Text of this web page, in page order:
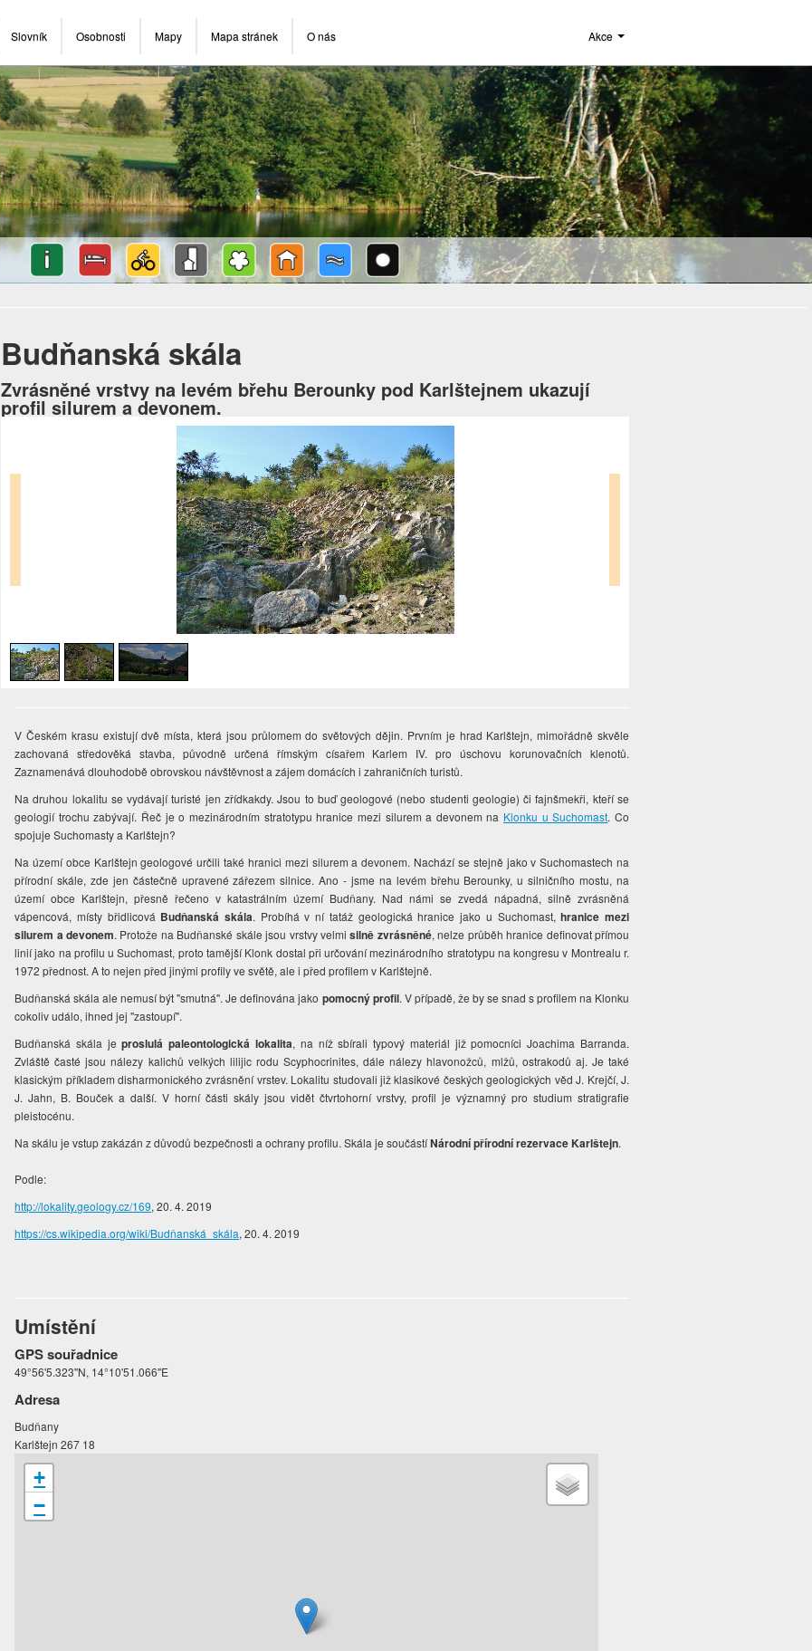
Slovník Osobnosti Mapy Mapa stránek O nás Akce
Budňanská skála
Zvrásněné vrstvy na levém břehu Berounky pod Karlštejnem ukazují
profil silurem a devonem.
V Českém krasu existují dvě místa, která jsou průlomem do světových dějin. Prvním je hrad Karlštejn, mimořádně skvěle
zachovaná středověká stavba, původně určená římským císařem Karlem IV. pro úschovu korunovačních klenotů.
Zaznamenává dlouhodobě obrovskou návštěvnost a zájem domácích i zahraničních turistů.
Na druhou lokalitu se vydávají turisté jen zřídkakdy. Jsou to buď geologové (nebo studenti geologie) či fajnšmekři, kteří se
geologií trochu zabývají. Řeč je o mezinárodním stratotypu hranice mezi silurem a devonem na Klonku u Suchomast. Co
spojuje Suchomasty a Karlštejn?
Na území obce Karlštejn geologové určili také hranici mezi silurem a devonem. Nachází se stejně jako v Suchomastech na
přírodní skále, zde jen částečně upravené zářezem silnice. Ano - jsme na levém břehu Berounky, u silničního mostu, na
území obce Karlštejn, přesně řečeno v katastrálním území Budňany. Nad námi se zvedá nápadná, silně zvrásněná
vápencová, místy břidlicová Budňanská skála. Probíhá v ní tatáž geologická hranice jako u Suchomast,hranice mezi
silurem a devonem. Protože na Budňanské skále jsou vrstvy velmisilně zvrásněné, nelze průběh hranice definovat přímou
linií jako na profilu u Suchomast, proto tamější Klonk dostal při určování mezinárodního stratotypu na kongresu v Montrealu r.
1972 přednost. A to nejen před jinými profily ve světě, ale i před profilem v Karlštejně.
Budňanská skála ale nemusí být "smutná". Je definována jako pomocný profil. V případě, že by se snad s profilem na Klonku
cokoliv událo, ihned jej "zastoupí".
Budňanská skála jeproslulá paleontologická lokalita, na níž sbírali typový materiál již pomocníci Joachima Barranda.
Zvláště časté jsou nálezy kalichů velkých lilijic rodu Scyphocrinites, dále nálezy hlavonožců, mlžů, ostrakodů aj. Je také
klasickým příkladem disharmonického zvrásnění vrstev. Lokalitu studovali již klasikové českých geologických věd J. Krejčí, J.
J. Jahn, B. Bouček a další. V horní části skály jsou vidět čtvrtohorní vrstvy, profil je významný pro studium stratigrafie
pleistocénu.
Na skálu je vstup zakázán z důvodů bezpečnosti a ochrany profilu. Skála je součástíNárodní přírodní rezervace Karlštejn.
Podle:
http://lokality.geology.cz/169, 20. 4. 2019
https://cs.wikipedia.org/wiki/Budňanská_skála, 20. 4. 2019
Umístění
GPS souřadnice
49°56'5.323"N, 14°10'51.066"E
Adresa
Budňany
Karlštejn 267 18
+
−